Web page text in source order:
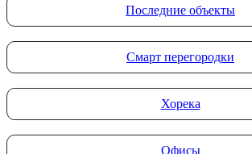
Последние объекты
Смарт перегородки
Хорека
Офисы